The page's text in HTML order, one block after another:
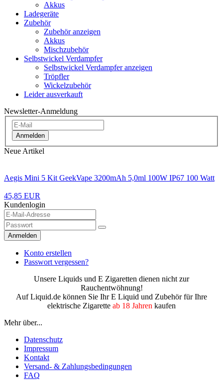
Akkus
Ladegeräte
Zubehör
Zubehör anzeigen
Akkus
Mischzubehör
Selbstwickel Verdampfer
Selbstwickel Verdampfer anzeigen
Tröpfler
Wickelzubehör
Leider ausverkauft
Newsletter-Anmeldung
Anmelden
Neue Artikel
Aegis Mini 5 Kit GeekVape 3200mAh 5,0ml 100W IP67 100 Watt
45,85 EUR
Kundenlogin
Anmelden
Konto erstellen
Passwort vergessen?
Unsere Liquids und E Zigaretten dienen nicht zur
Rauchentwöhnung!
Auf Liquid.de können Sie Ihr E Liquid und Zubehör für Ihre
elektrische Zigarette ab 18 Jahren kaufen
Mehr über...
Datenschutz
Impressum
Kontakt
Versand- & Zahlungsbedingungen
FAQ